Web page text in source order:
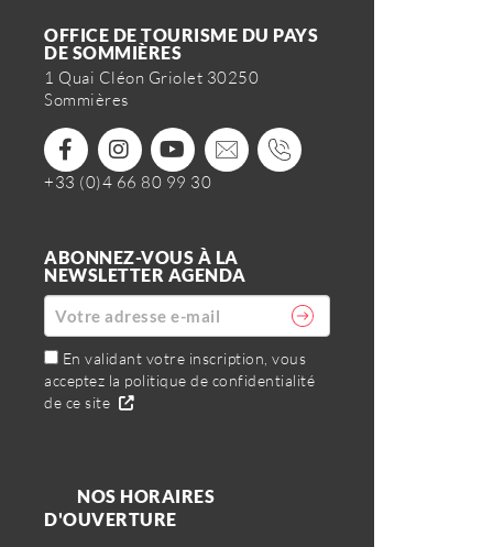
OFFICE DE TOURISME DU PAYS
DE SOMMIÈRES
1 Quai Cléon Griolet 30250
Sommières
+33 (0)4 66 80 99 30
ABONNEZ-VOUS À LA
NEWSLETTER AGENDA
En validant votre inscription, vous
acceptez la politique de confidentialité
de ce site
NOS HORAIRES
D'OUVERTURE